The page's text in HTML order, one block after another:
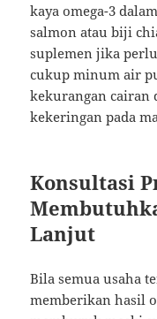
kaya omega-3
salmon atau biji
suplemen jika
cukup minum air
kekurangan cairan
kekeringan pada
Konsultasi
Lanjut
Bila semua usaha
memberikan hasil